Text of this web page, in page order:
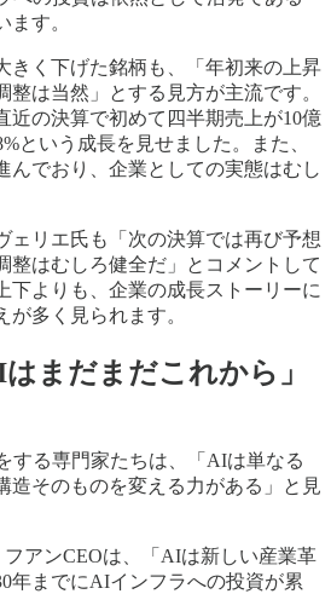
ます。
きく下げた銘柄も、「年初来の上昇
は当然」とする見方が主流です。
近の決算で初めて四半期売上が10億
という成長を見せました。また、
んでおり、企業としての実態はむし
ェリエ氏も「次の決算では再び予想
整はむしろ健全だ」とコメントして
下よりも、企業の成長ストーリーに
多く見られます。
まだまだこれから」
する専門家たちは、「AIは単なる
造そのものを変える力がある」と見
アンCEOは、「AIは新しい産業革
年までにAIインフラへの投資が累